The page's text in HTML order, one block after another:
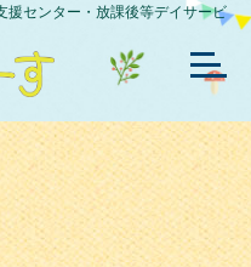
援センター・放課後等デイサービ